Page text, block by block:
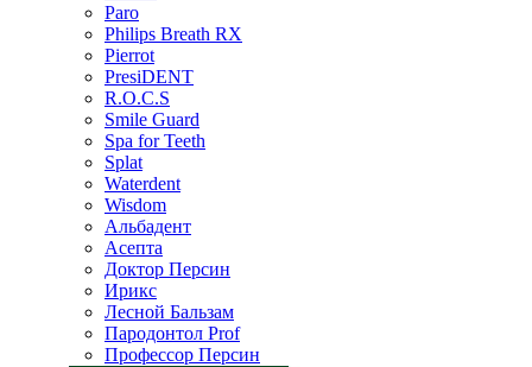
Paro
Philips Breath RX
Pierrot
PresiDENT
R.O.C.S
Smile Guard
Spa for Teeth
Splat
Waterdent
Wisdom
Альбадент
Асепта
Доктор Персин
Ирикс
Лесной Бальзам
Пародонтол Prof
Профессор Персин